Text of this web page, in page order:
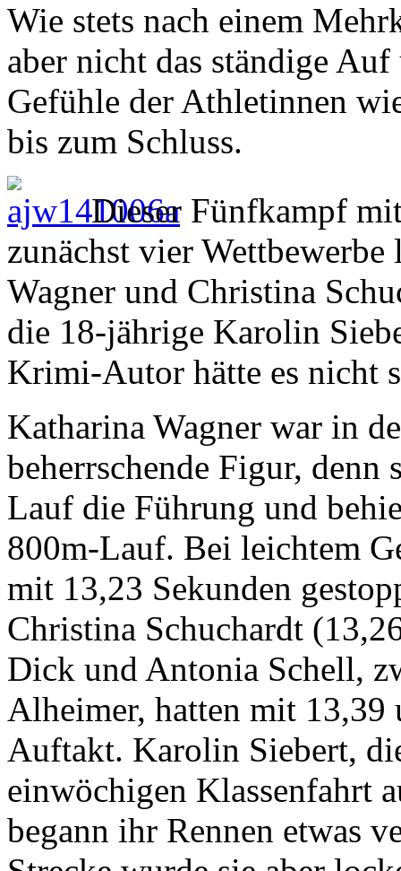
Wie stets nach einem
aber nicht das ständige
Gefühle der Athletinnen
bis zum Schluss.
Dieser Fünfkampf
zunächst vier
Wagner und Christina
die 18-jährige Karolin
Krimi-Autor hätte es nicht
Katharina Wagner war in
beherrschende Figur, denn
Lauf die Führung und
800m-Lauf. Bei leichtem
mit 13,23 Sekunden
Christina Schuchardt
Dick und Antonia Schell,
Alheimer, hatten mit 13,39
Auftakt. Karolin Siebert,
einwöchigen Klassenfahrt
begann ihr Rennen etwas